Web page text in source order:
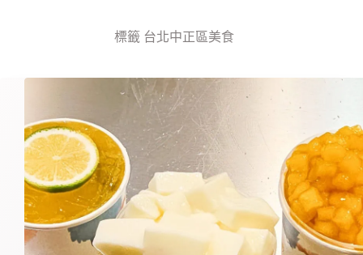
標籤 台北中正區美食